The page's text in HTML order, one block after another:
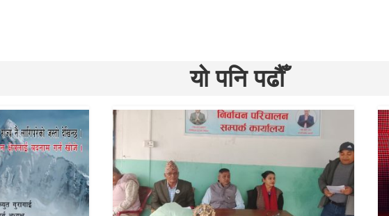
यो पनि पढौँ